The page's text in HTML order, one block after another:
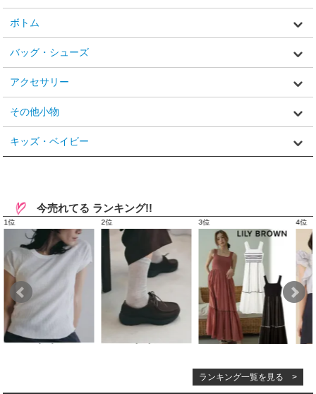
ボトム
バッグ・シューズ
アクセサリー
その他小物
キッズ・ベイビー
今売れてる ランキング!!
ランキング一覧を見る >